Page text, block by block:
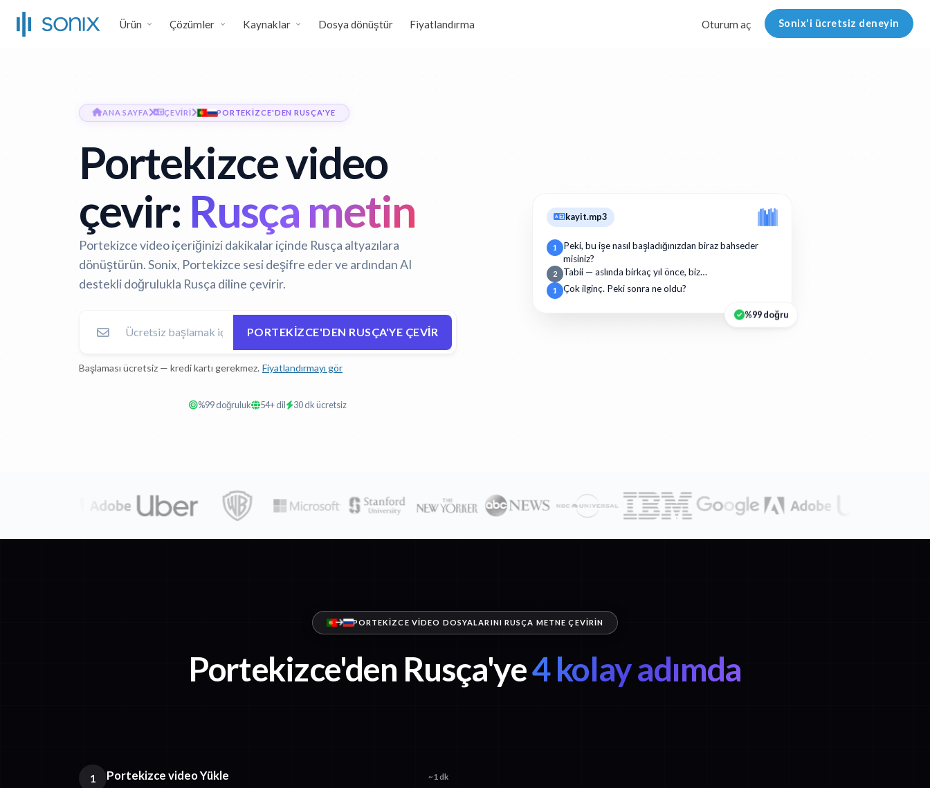
Ürün Çözümler Kaynaklar Dosya dönüştür Fiyatlandırma Oturum aç Sonix'i ücretsiz deneyin
ANA SAYFA ÇEVIRI PORTEKIZCE'DEN RUSÇA'YE
Portekizce video
çevir: Rusça metin
Portekizce video içeriğinizi dakikalar içinde Rusça altyazılara
dönüştürün. Sonix, Portekizce sesi deşifre eder ve ardından AI
destekli doğrulukla Rusça diline çevirir.
PORTEKIZCE'DEN RUSÇA'YE ÇEVIR
Başlaması ücretsiz — kredi kartı gerekmez. Fiyatlandırmayı gör
%99 doğruluk 54+ dil 30 dk ücretsiz
kayit.mp3
1
Peki, bu işe nasıl başladığınızdan biraz bahseder
misiniz?
2 Tabii — aslında birkaç yıl önce, biz…
1 Çok ilginç. Peki sonra ne oldu?
%99 doğru
PORTEKIZCE VIDEO DOSYALARINI RUSÇA METNE ÇEVIRIN
Portekizce'den Rusça'ye4 kolay adımda
1 Portekizce video Yükle ~1 dk